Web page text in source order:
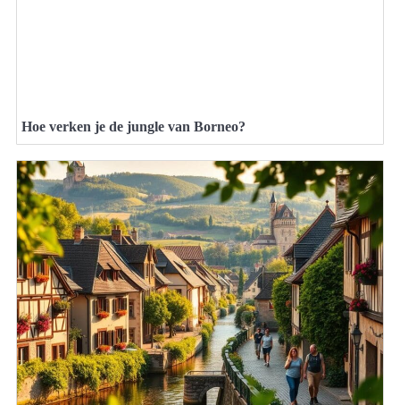
Hoe verken je de jungle van Borneo?